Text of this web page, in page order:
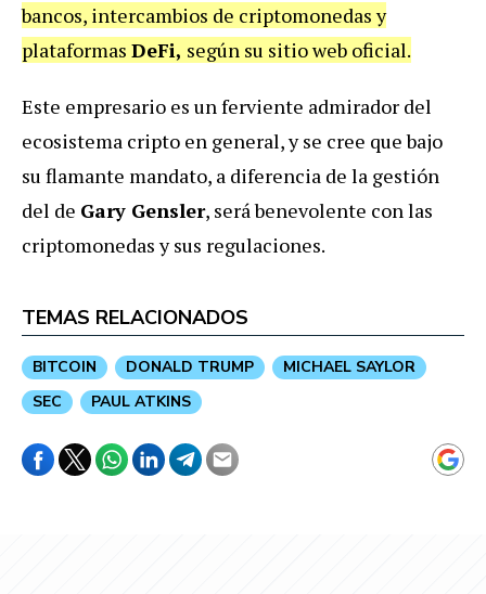
bancos, intercambios de criptomonedas y
plataformas DeFi, según su sitio web oficial.
Este empresario es un ferviente admirador del
ecosistema cripto en general, y se cree que bajo
su flamante mandato, a diferencia de la gestión
del de Gary Gensler, será benevolente con las
criptomonedas y sus regulaciones.
TEMAS RELACIONADOS
BITCOIN DONALD TRUMP
MICHAEL SAYLOR
SEC
PAUL ATKINS